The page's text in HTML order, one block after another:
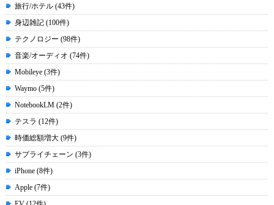
旅行/ホテル (43件)
身辺雑記 (100件)
テクノロジー (98件)
音楽/オーディオ (74件)
Mobileye (3件)
Waymo (5件)
NotebookLM (2件)
テスラ (12件)
時価総額増大 (9件)
サプライチェーン (3件)
iPhone (8件)
Apple (7件)